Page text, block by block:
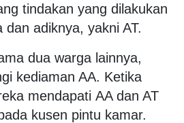
tindakan yang dilakukan
dan adiknya, yakni AT.
dua warga lainnya,
kediaman AA. Ketika
mendapati AA dan AT
kusen pintu kamar.